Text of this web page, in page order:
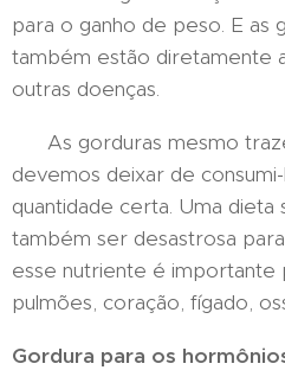
para o ganho de peso. E as
também estão diretamente
outras doenças.
As gorduras mesmo
devemos deixar de
quantidade certa. Uma
também ser desastrosa
esse nutriente é importante
pulmões, coração, fígado,
Gordura para os